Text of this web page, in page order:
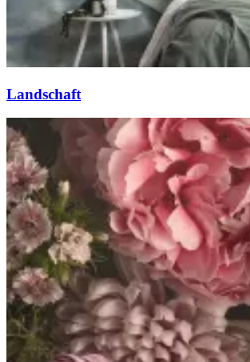
Landschaft